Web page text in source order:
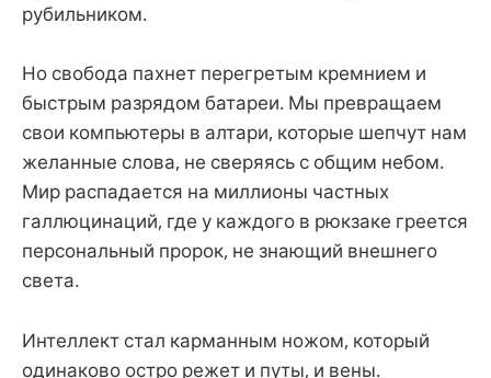
рубильником.
Но свобода пахнет перегретым кремнием и
быстрым разрядом батареи. Мы превращаем
свои компьютеры в алтари, которые шепчут нам
желанные слова, не сверяясь с общим небом.
Мир распадается на миллионы частных
галлюцинаций, где у каждого в рюкзаке греется
персональный пророк, не знающий внешнего
света.
Интеллект стал карманным ножом, который
одинаково остро режет и путы, и вены.